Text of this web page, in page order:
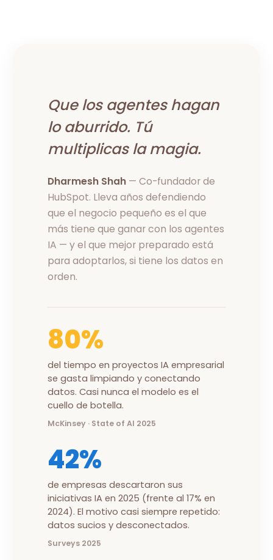
Que los agentes hagan
lo aburrido. Tú
multiplicas la magia.
Dharmesh Shah — Co-fundador de
HubSpot. Lleva años defendiendo
que el negocio pequeño es el que
más tiene que ganar con los agentes
IA — y el que mejor preparado está
para adoptarlos, si tiene los datos en
orden.
80%
del tiempo en proyectos IA empresarial
se gasta limpiando y conectando
datos. Casi nunca el modelo es el
cuello de botella.
McKinsey · State of AI 2025
42%
de empresas descartaron sus
iniciativas IA en 2025 (frente al 17% en
2024). El motivo casi siempre repetido:
datos sucios y desconectados.
Surveys 2025